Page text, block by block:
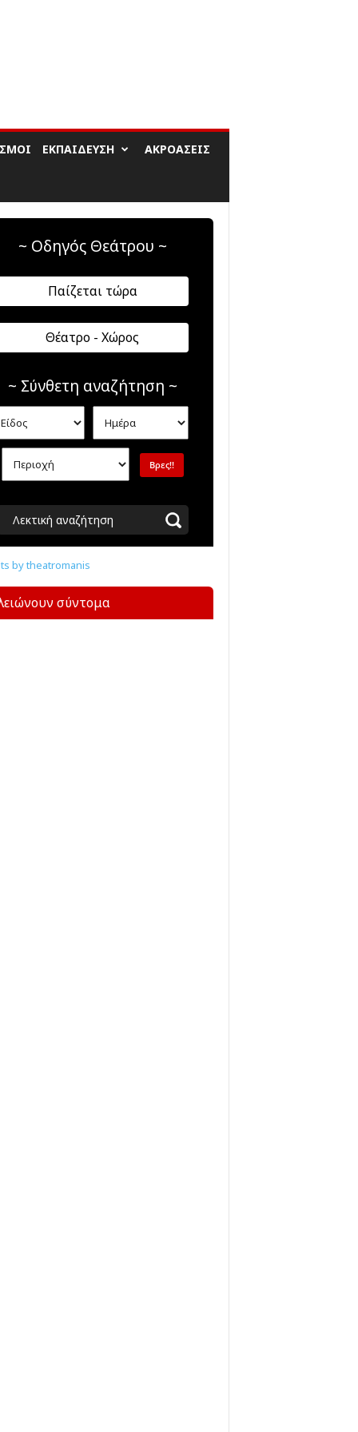
ΕΚΠΑΊΔΕΥΣΗ ΑΚΡΟΆΣΕΙΣ
~ Οδηγός Θεάτρου ~
Παίζεται τώρα
Θέατρο - Χώρος
~ Σύνθετη αναζήτηση ~
Λεκτική αναζήτηση
by theatromanis
σύντομα